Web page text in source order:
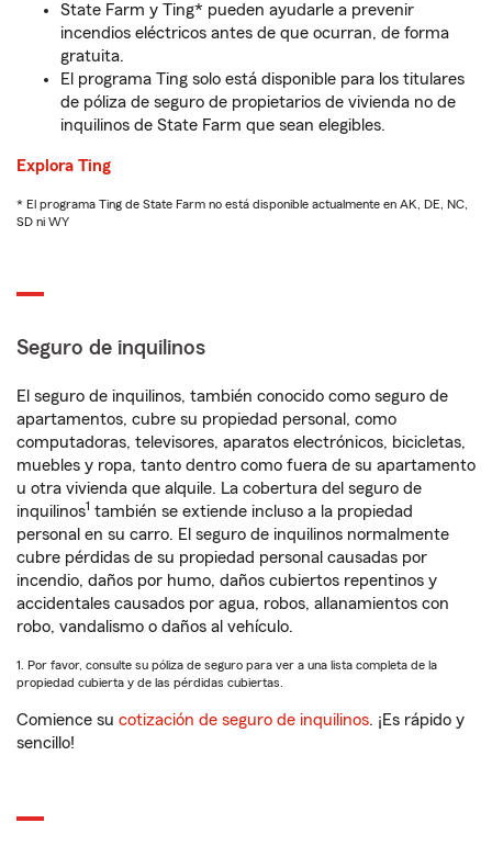
State Farm y Ting* pueden ayudarle a prevenir
incendios eléctricos antes de que ocurran, de forma
gratuita.
El programa Ting solo está disponible para los titulares
de póliza de seguro de propietarios de vivienda no de
inquilinos de State Farm que sean elegibles.
Explora Ting
* El programa Ting de State Farm no está disponible actualmente en AK, DE, NC,
SD ni WY
Seguro de inquilinos
El seguro de inquilinos, también conocido como seguro de
apartamentos, cubre su propiedad personal, como
computadoras, televisores, aparatos electrónicos, bicicletas,
muebles y ropa, tanto dentro como fuera de su apartamento
u otra vivienda que alquile. La cobertura del seguro de
inquilinos1 también se extiende incluso a la propiedad
personal en su carro. El seguro de inquilinos normalmente
cubre pérdidas de su propiedad personal causadas por
incendio, daños por humo, daños cubiertos repentinos y
accidentales causados por agua, robos, allanamientos con
robo, vandalismo o daños al vehículo.
1. Por favor, consulte su póliza de seguro para ver a una lista completa de la
propiedad cubierta y de las pérdidas cubiertas.
Comience su cotización de seguro de inquilinos. ¡Es rápido y
sencillo!